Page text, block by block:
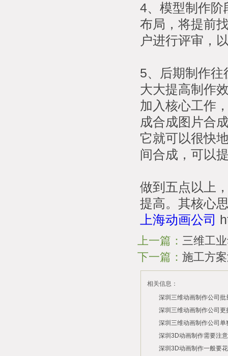
4、模型制作阶
布局，将提前
户进行评审，
5、后期制作
大大提高制作
加入核心工作
成合成图片合
它就可以很快
间合成，可以
做到五点以上
提高。其核心
上海动画公司
上一篇： 三维工
下一篇： 施工方
相关信息：
深圳三维动画制作公司
费？
2026/07/29
深圳三维动画制作公司
用？
2026/07/27
深圳三维动画制作公司
付费吗？
2026/07/23
深圳3D动画制作需要注
2026/03/06
深圳3D动画制作一般要